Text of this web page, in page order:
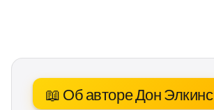
📖 Об авторе Дон Элкинс